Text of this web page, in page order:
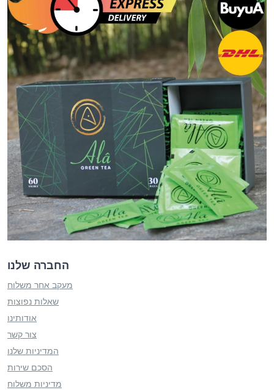
החברה שלנו
מעקב אחר משלוח
שאלות נפוצות
אודותינו
צור קשר
המדיניות שלנו
הסכם שירות
מדיניות משלוח